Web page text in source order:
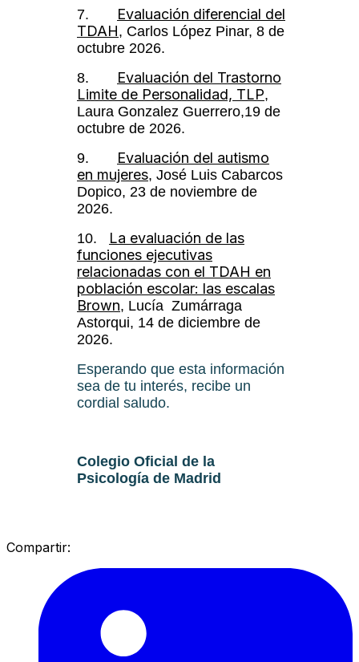
7. Evaluación diferencial del
TDAH, Carlos López Pinar, 8 de
octubre 2026.
8. Evaluación del Trastorno
Limite de Personalidad, TLP,
Laura Gonzalez Guerrero,19 de
octubre de 2026.
9. Evaluación del autismo
en mujeres, José Luis Cabarcos
Dopico, 23 de noviembre de
2026.
10. La evaluación de las
funciones ejecutivas
relacionadas con el TDAH en
población escolar: las escalas
Brown, Lucía Zumárraga
Astorqui, 14 de diciembre de
2026.
Esperando que esta información
sea de tu interés, recibe un
cordial saludo.
Colegio Oficial de la
Psicología de Madrid
Compartir: